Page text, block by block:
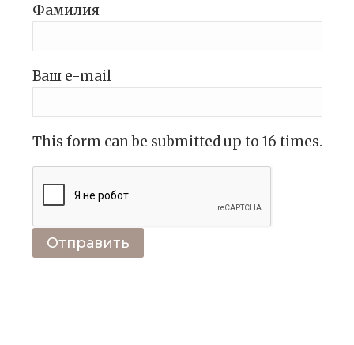
Фамилия
Ваш e-mail
This form can be submitted up to 16 times.